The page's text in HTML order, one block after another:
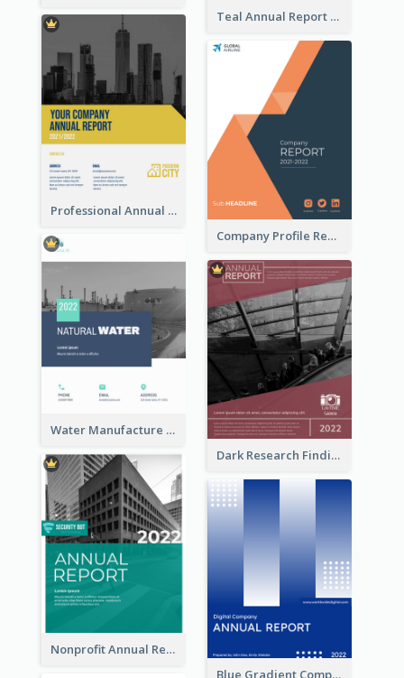
Teal Annual Report
Professional Annual Report Reports
Company Profile Reports
Water Manufacture Annual Reports
Dark Research Findings Annual Report
Nonprofit Annual Report
Blue Gradient Company Annual Report